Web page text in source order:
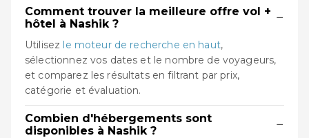
Comment trouver la meilleure offre vol +
hôtel à Nashik ?
−
Utilisez le moteur de recherche en haut,
sélectionnez vos dates et le nombre de voyageurs,
et comparez les résultats en filtrant par prix,
catégorie et évaluation.
Combien d'hébergements sont
disponibles à Nashik ?
−